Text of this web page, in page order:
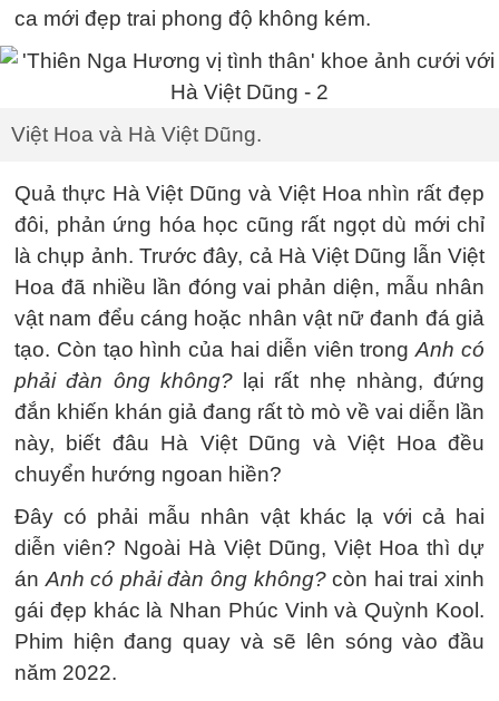
ca mới đẹp trai phong độ không kém.
Việt Hoa và Hà Việt Dũng.
Quả thực Hà Việt Dũng và Việt Hoa nhìn rất đẹp
đôi, phản ứng hóa học cũng rất ngọt dù mới chỉ
là chụp ảnh. Trước đây, cả Hà Việt Dũng lẫn Việt
Hoa đã nhiều lần đóng vai phản diện, mẫu nhân
vật nam đểu cáng hoặc nhân vật nữ đanh đá giả
tạo. Còn tạo hình của hai diễn viên trongAnh có
phải đàn ông không?lại rất nhẹ nhàng, đứng
đắn khiến khán giả đang rất tò mò về vai diễn lần
này, biết đâu Hà Việt Dũng và Việt Hoa đều
chuyển hướng ngoan hiền?
Đây có phải mẫu nhân vật khác lạ với cả hai
diễn viên? Ngoài Hà Việt Dũng, Việt Hoa thì dự
án Anh có phải đàn ông không?còn hai trai xinh
gái đẹp khác là Nhan Phúc Vinh và Quỳnh Kool.
Phim hiện đang quay và sẽ lên sóng vào đầu
năm 2022.